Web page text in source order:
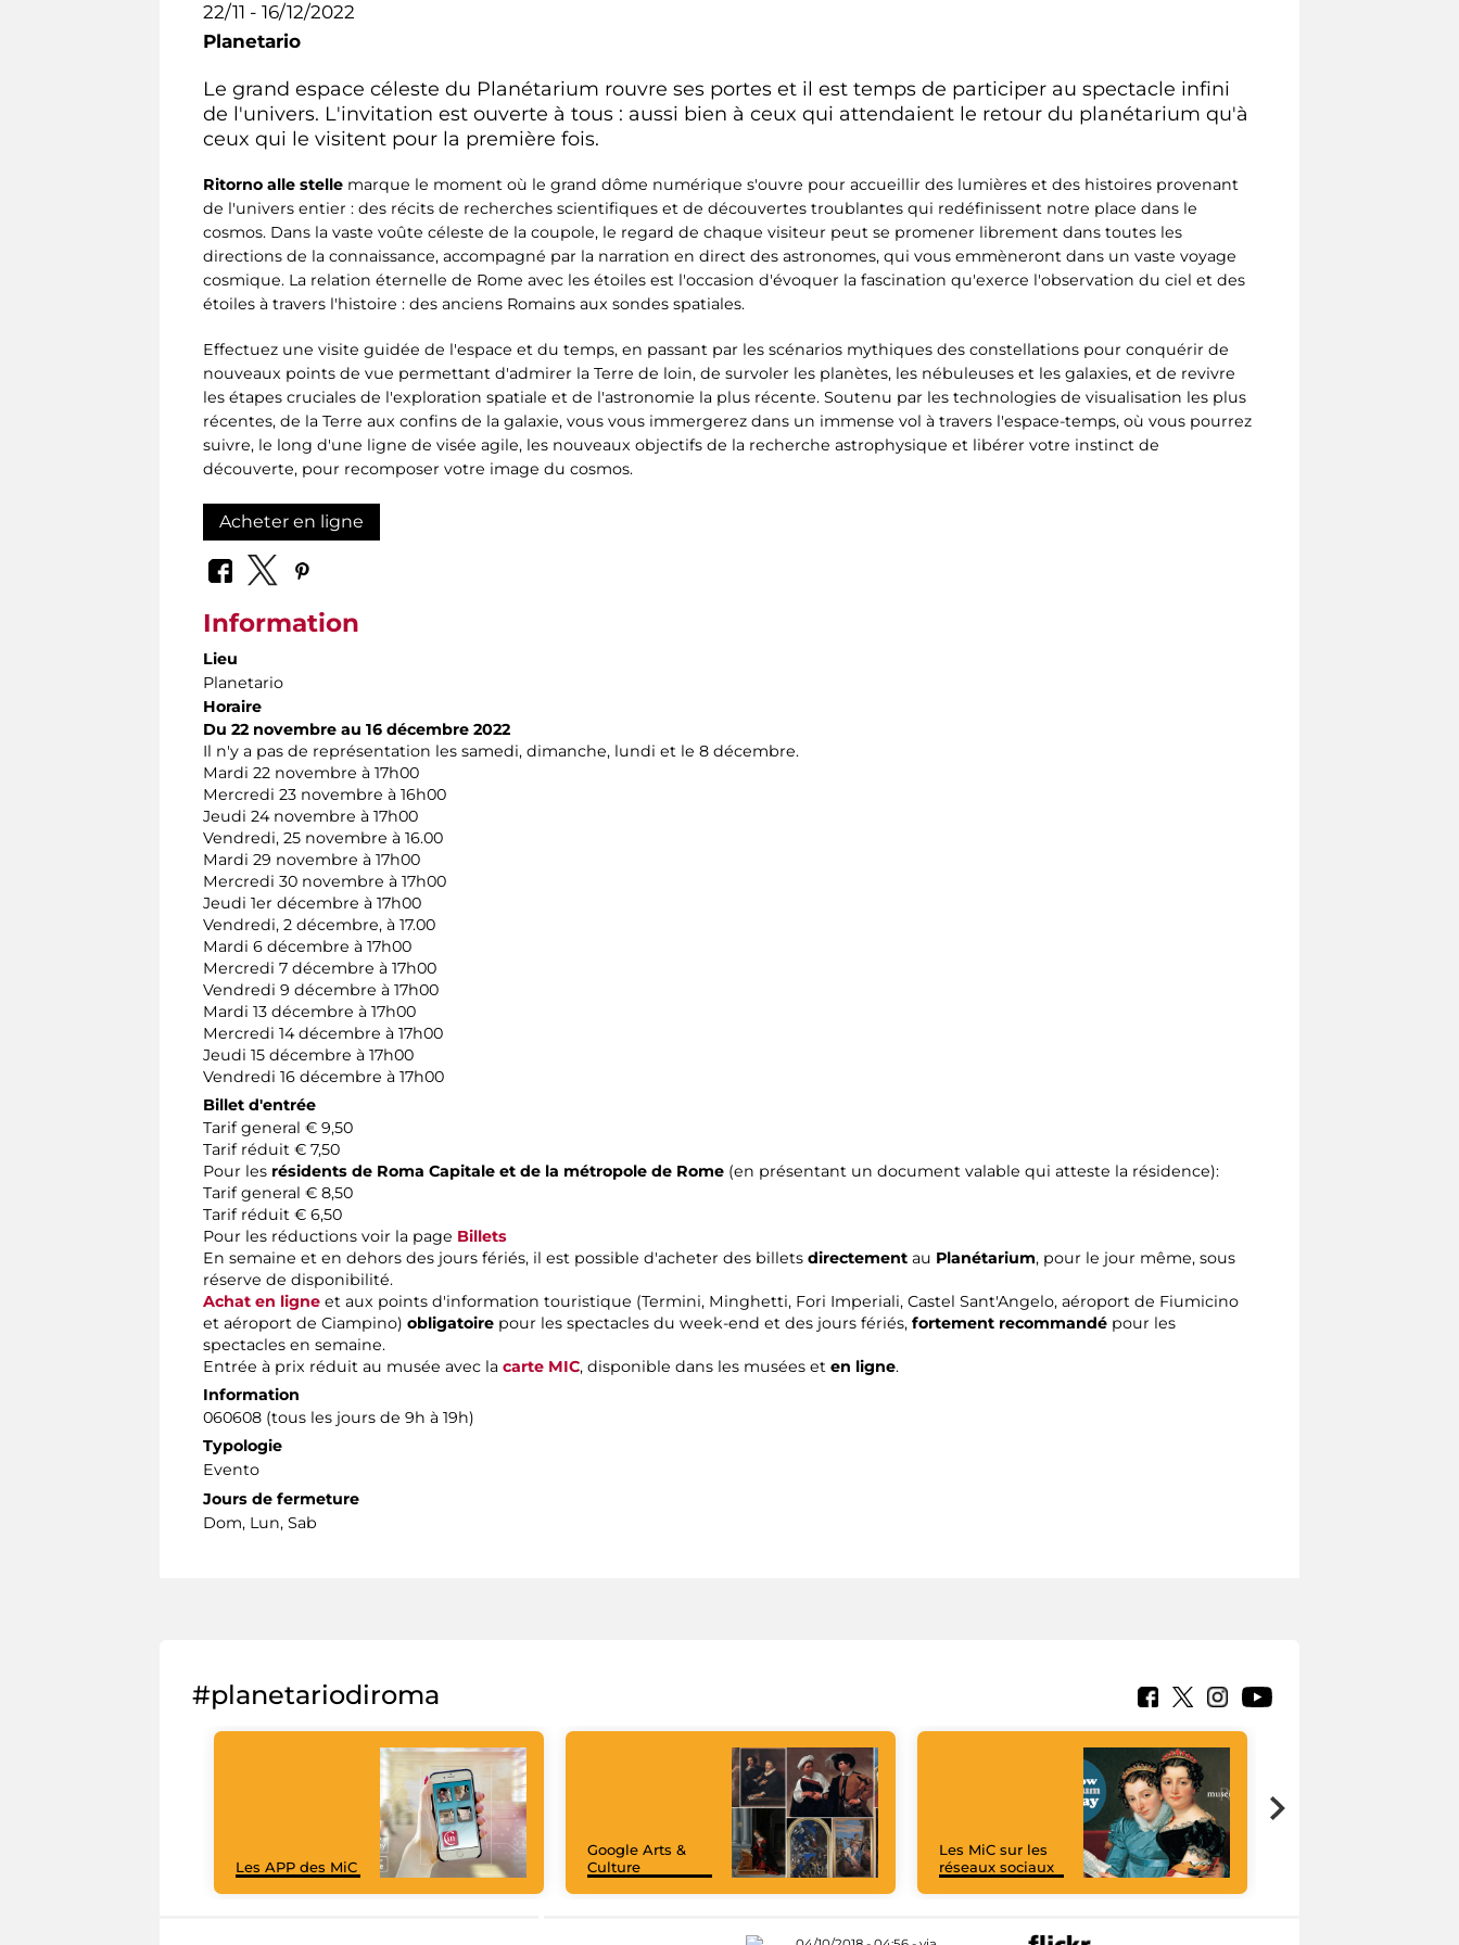
22/11 - 16/12/2022
Planetario
Le grand espace céleste du Planétarium rouvre ses portes et il est temps de participer au spectacle infini
de l'univers. L'invitation est ouverte à tous : aussi bien à ceux qui attendaient le retour du planétarium qu'à
ceux qui le visitent pour la première fois.
Ritorno alle stelle marque le moment où le grand dôme numérique s'ouvre pour accueillir des lumières et des histoires provenant
de l'univers entier : des récits de recherches scientifiques et de découvertes troublantes qui redéfinissent notre place dans le
cosmos. Dans la vaste voûte céleste de la coupole, le regard de chaque visiteur peut se promener librement dans toutes les
directions de la connaissance, accompagné par la narration en direct des astronomes, qui vous emmèneront dans un vaste voyage
cosmique. La relation éternelle de Rome avec les étoiles est l'occasion d'évoquer la fascination qu'exerce l'observation du ciel et des
étoiles à travers l'histoire : des anciens Romains aux sondes spatiales.
Effectuez une visite guidée de l'espace et du temps, en passant par les scénarios mythiques des constellations pour conquérir de
nouveaux points de vue permettant d'admirer la Terre de loin, de survoler les planètes, les nébuleuses et les galaxies, et de revivre
les étapes cruciales de l'exploration spatiale et de l'astronomie la plus récente. Soutenu par les technologies de visualisation les plus
récentes, de la Terre aux confins de la galaxie, vous vous immergerez dans un immense vol à travers l'espace-temps, où vous pourrez
suivre, le long d'une ligne de visée agile, les nouveaux objectifs de la recherche astrophysique et libérer votre instinct de
découverte, pour recomposer votre image du cosmos.
Acheter en ligne
Information
Lieu
Planetario
Horaire
Du 22 novembre au 16 décembre 2022
Il n'y a pas de représentation les samedi, dimanche, lundi et le 8 décembre.
Mardi 22 novembre à 17h00
Mercredi 23 novembre à 16h00
Jeudi 24 novembre à 17h00
Vendredi, 25 novembre à 16.00
Mardi 29 novembre à 17h00
Mercredi 30 novembre à 17h00
Jeudi 1er décembre à 17h00
Vendredi, 2 décembre, à 17.00
Mardi 6 décembre à 17h00
Mercredi 7 décembre à 17h00
Vendredi 9 décembre à 17h00
Mardi 13 décembre à 17h00
Mercredi 14 décembre à 17h00
Jeudi 15 décembre à 17h00
Vendredi 16 décembre à 17h00
Billet d'entrée
Tarif general € 9,50
Tarif réduit € 7,50
Pour les résidents de Roma Capitale et de la métropole de Rome (en présentant un document valable qui atteste la résidence):
Tarif general € 8,50
Tarif réduit € 6,50
Pour les réductions voir la page Billets
En semaine et en dehors des jours fériés, il est possible d'acheter des billets directement au Planétarium, pour le jour même, sous
réserve de disponibilité.
Achat en ligne et aux points d'information touristique (Termini, Minghetti, Fori Imperiali, Castel Sant'Angelo, aéroport de Fiumicino
et aéroport de Ciampino) obligatoire pour les spectacles du week-end et des jours fériés, fortement recommandé pour les
spectacles en semaine.
Entrée à prix réduit au musée avec la carte MIC, disponible dans les musées et en ligne.
Information
060608 (tous les jours de 9h à 19h)
Typologie
Evento
Jours de fermeture
Dom, Lun, Sab
#planetariodiroma
Les APP des MiC
Google Arts &
Culture
Les MiC sur les
réseaux sociaux